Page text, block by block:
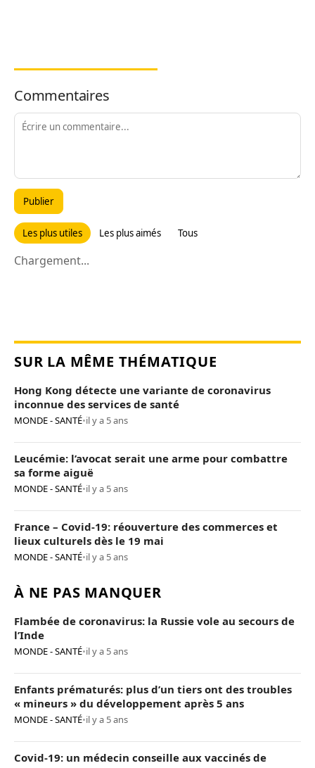
Commentaires
Publier
Les plus utiles Les plus aimés Tous
Chargement...
SUR LA MÊME THÉMATIQUE
Hong Kong détecte une variante de coronavirus
inconnue des services de santé
MONDE - SANTÉ•il y a 5 ans
Leucémie: l’avocat serait une arme pour combattre
sa forme aiguë
MONDE - SANTÉ•il y a 5 ans
France – Covid-19: réouverture des commerces et
lieux culturels dès le 19 mai
MONDE - SANTÉ•il y a 5 ans
À NE PAS MANQUER
Flambée de coronavirus: la Russie vole au secours de
l’Inde
MONDE - SANTÉ•il y a 5 ans
Enfants prématurés: plus d’un tiers ont des troubles
« mineurs » du développement après 5 ans
MONDE - SANTÉ•il y a 5 ans
Covid-19: un médecin conseille aux vaccinés de